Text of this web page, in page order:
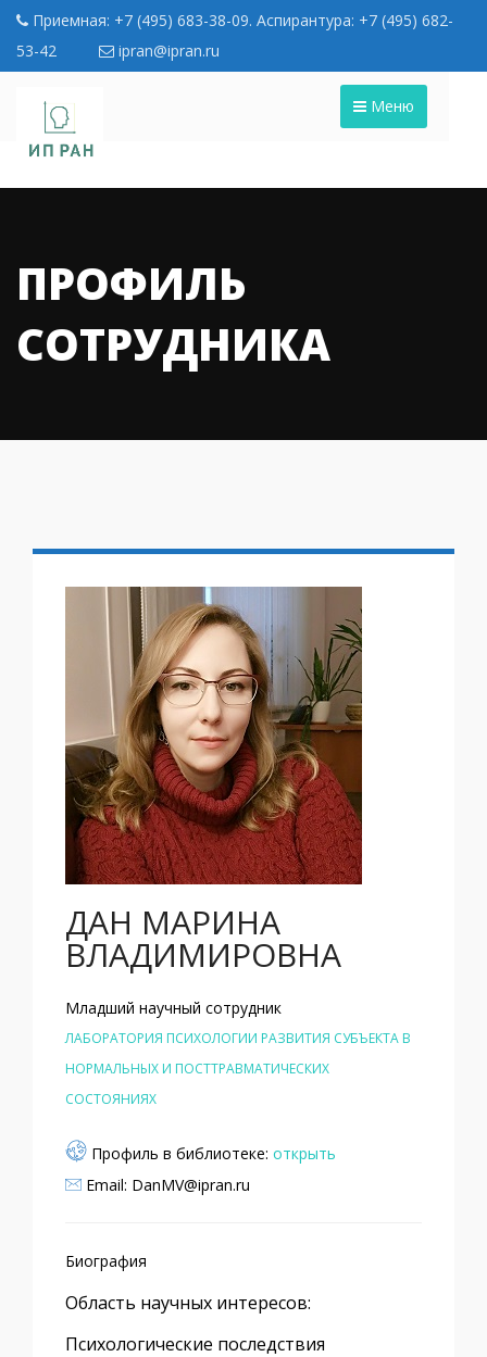
Приемная: +7 (495) 683-38-09. Аспирантура: +7 (495) 682-
53-42
ipran@ipran.ru
Меню
ПРОФИЛЬ
СОТРУДНИКА
ДАН МАРИНА
ВЛАДИМИРОВНА
Младший научный сотрудник
ЛАБОРАТОРИЯ ПСИХОЛОГИИ РАЗВИТИЯ СУБЪЕКТА В
НОРМАЛЬНЫХ И ПОСТТРАВМАТИЧЕСКИХ
СОСТОЯНИЯХ
Профиль в библиотеке: открыть
Email: DanMV@ipran.ru
Биография
Область научных интересов:
Психологические последствия